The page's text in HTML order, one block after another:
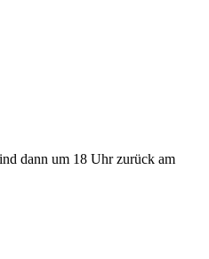
dann um 18 Uhr zurück am